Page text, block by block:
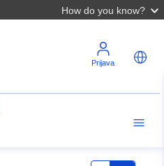
How do you know?
Prijava